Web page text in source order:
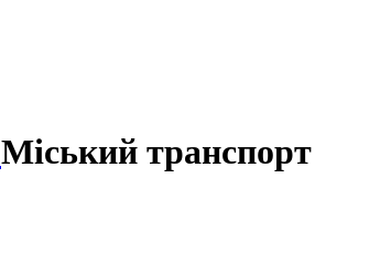
Міський транспорт